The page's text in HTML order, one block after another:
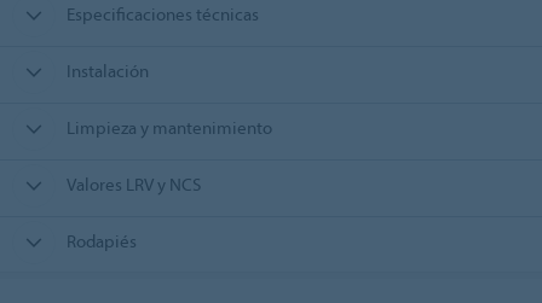
Especificaciones técnicas
Instalación
Limpieza y mantenimiento
Valores LRV y NCS
Rodapiés